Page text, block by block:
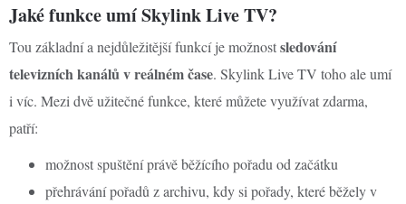
Jaké funkce umí Skylink Live TV?
Tou základní a nejdůležitější funkcí je možnostsledování
televizních kanálů v reálném čase. Skylink Live TV toho ale umí
i víc. Mezi dvě užitečné funkce, které můžete využívat zdarma,
patří:
možnost spuštění právě běžícího pořadu od začátku
přehrávání pořadů z archivu, kdy si pořady, které běžely v